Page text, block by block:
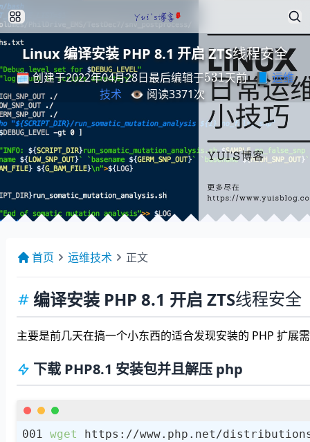
Linux 编译安装 PHP 8.1 开启 ZTS 线 程 安 全
线程安
全
🗓️ 创建于2022年04月28日最后编辑 于 天 前
后 编 辑于531
天 前
📘运维
技术 👁️ 阅读3371次
首页 运维技术 正文
编译安装 PHP 8.1 开启 ZTS 线 程 安 全
线程安
全
主要是前几天在搞一个小东西的适合发现安装的 PHP 扩展
下载 PHP8.1 安装包并且解压 php
wget
https://www.php.net/